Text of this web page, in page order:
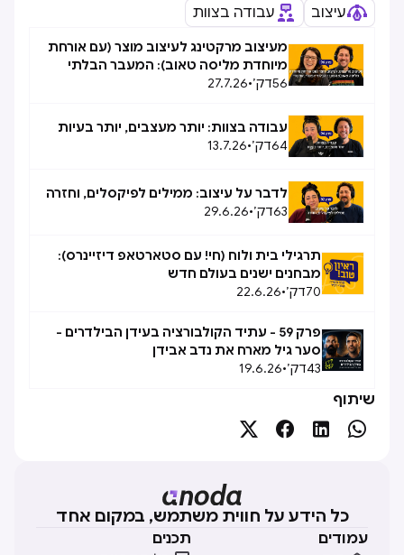
עיצוב
עבודה בצוות
מעיצוב מרקטינג לעיצוב מוצר (עם אורחת
מיוחדת מליסה טאוב): המעבר הבלתי
אפשרי, אפשרי
56דק׳•
27.7.26
עבודה בצוות: יותר מעצבים, יותר בעיות
64דק׳•
13.7.26
לדבר על עיצוב: ממילים לפיקסלים, וחזרה
63דק׳•
29.6.26
תרגילי בית ולוח (חי! עם סטארטאפ דיזיינרס):
מבחנים ישנים בעולם חדש
70דק׳•
22.6.26
פרק 59 - עתיד הקולבורציה בעידן הבילדרים -
סער גיל מארח את נדב אבידן
43דק׳•
19.6.26
שיתוף




כל הידע על חווית משתמש, במקום אחד
עמודים
תכנים